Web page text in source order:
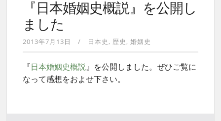
『日本婚姻史概説』を公開し
ました
2013年7月13日 日本史 歴史 婚姻史
『日本婚姻史概説』を公開しました。ぜひご覧に
なって感想をおよせ下さい。